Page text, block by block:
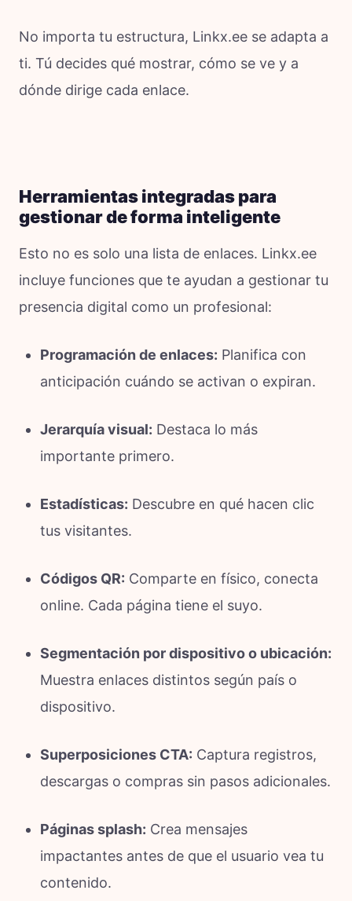
No importa tu estructura, Linkx.ee se adapta a
ti. Tú decides qué mostrar, cómo se ve y a
dónde dirige cada enlace.
Herramientas integradas para
gestionar de forma inteligente
Esto no es solo una lista de enlaces. Linkx.ee
incluye funciones que te ayudan a gestionar tu
presencia digital como un profesional:
Programación de enlaces: Planifica con
anticipación cuándo se activan o expiran.
Jerarquía visual: Destaca lo más
importante primero.
Estadísticas: Descubre en qué hacen clic
tus visitantes.
Códigos QR: Comparte en físico, conecta
online. Cada página tiene el suyo.
Segmentación por dispositivo o ubicación:
Muestra enlaces distintos según país o
dispositivo.
Superposiciones CTA: Captura registros,
descargas o compras sin pasos adicionales.
Páginas splash: Crea mensajes
impactantes antes de que el usuario vea tu
contenido.